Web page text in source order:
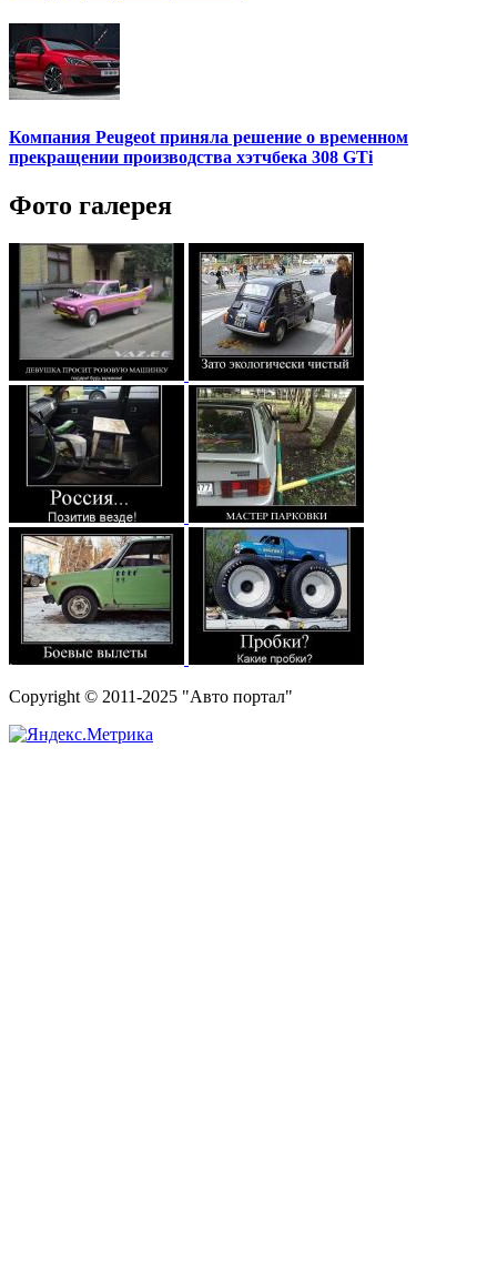
Компания Peugeot приняла решение о временном
прекращении производства хэтчбека 308 GTi
Фото галерея
Copyright © 2011-2025 "Авто портал"